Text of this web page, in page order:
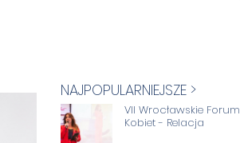
NAJPOPULARNIEJSZE >
VII Wrocławskie Forum
Kobiet - Relacja